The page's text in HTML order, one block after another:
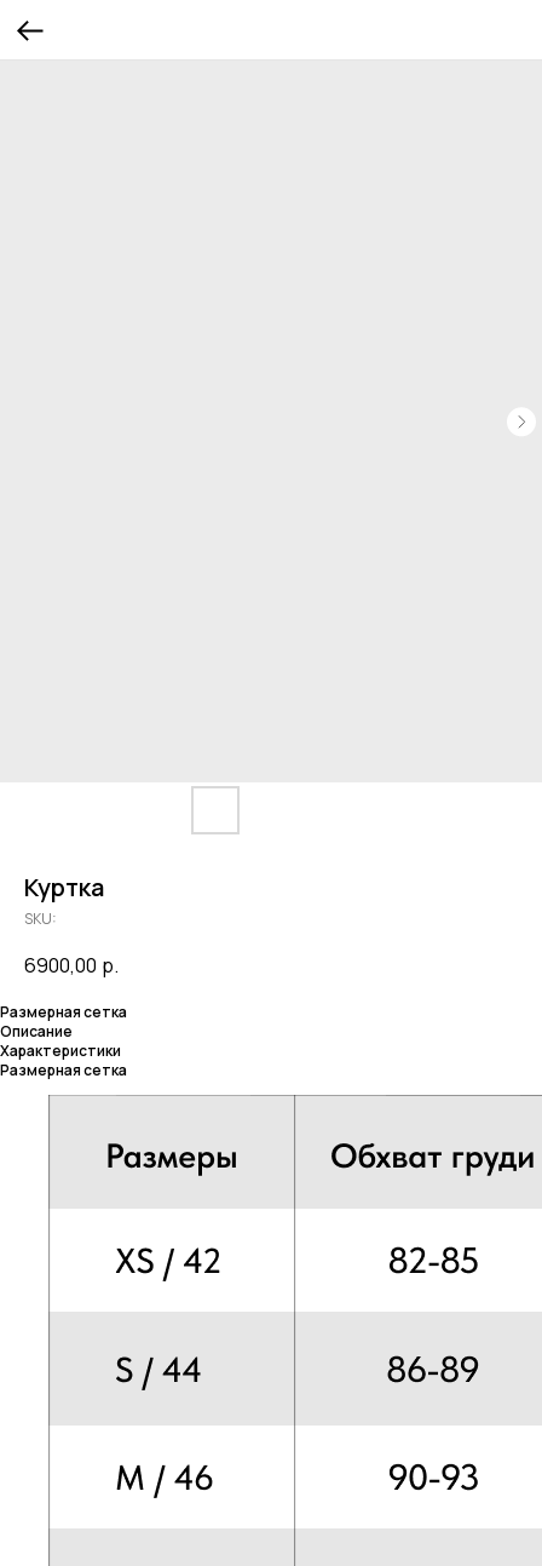
Куртка
SKU:
6900,00 р.
Размерная сетка
Описание
Характеристики
Размерная сетка